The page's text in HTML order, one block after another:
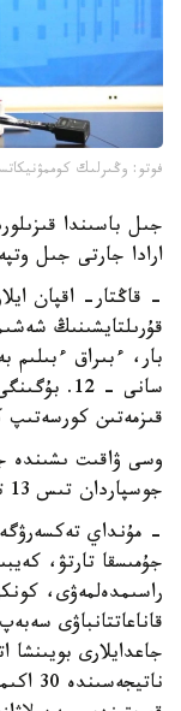
فوتو: وڭىرلىك
ارادا جارتى جىل
قۇرىلتايشىنىڭ
بار، ءبىراق ءبىلىم
قىزمەتىن
وسى ۋاقىت ىشىندە
جوسپاردان تىس 13 تەكسەرۋ جۇرگىزىلدى.
- مۇنداي
جۇمىسقا تارتۋ،
راسىمدەلمەۋى،
قاناعاتتانباۋى
جاعدايلارى بويىنشا